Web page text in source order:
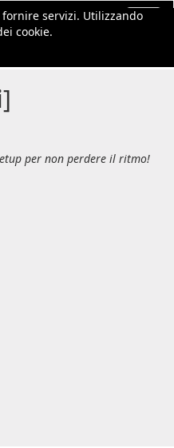
servizi. Utilizzando
cookie.
per non perdere il ritmo!